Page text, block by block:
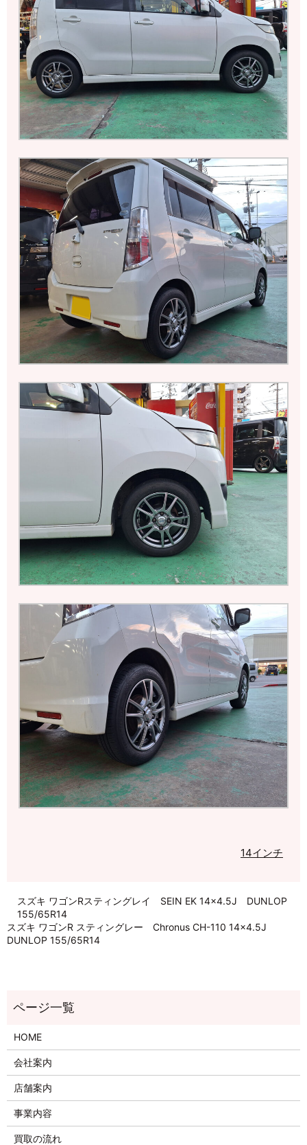
14インチ
スズキ ワゴンRスティングレイ SEIN EK 14×4.5J DUNLOP
155/65R14
スズキ ワゴンR スティングレー Chronus CH-110 14×4.5J
DUNLOP 155/65R14
HOME
会社案内
店舗案内
事業内容
買取の流れ